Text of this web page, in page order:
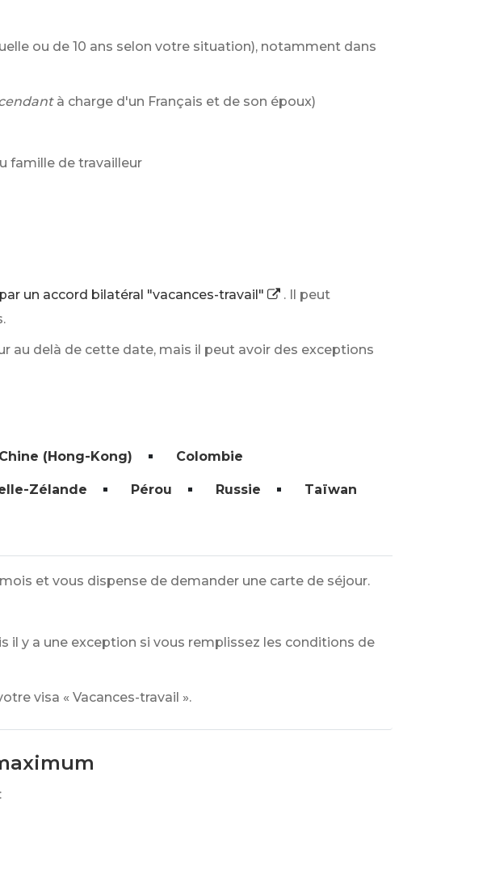
ou de 10 ans selon votre situation), notamment dans
à charge d'un Français et de son époux)
famille de travailleur
un accord bilatéral "vacances-travail"
. Il peut
au delà de cette date, mais il peut avoir des exceptions
Chine (Hong-Kong) Colombie
Zélande Pérou Russie Taïwan
et vous dispense de demander une carte de séjour.
il y a une exception si vous remplissez les conditions de
visa « Vacances-travail ».